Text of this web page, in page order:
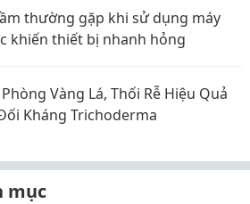
thường gặp khi sử dụng máy
khiến thiết bị nhanh hỏng
Vàng Lá, Thối Rễ Hiệu Quả
Kháng Trichoderma
mục